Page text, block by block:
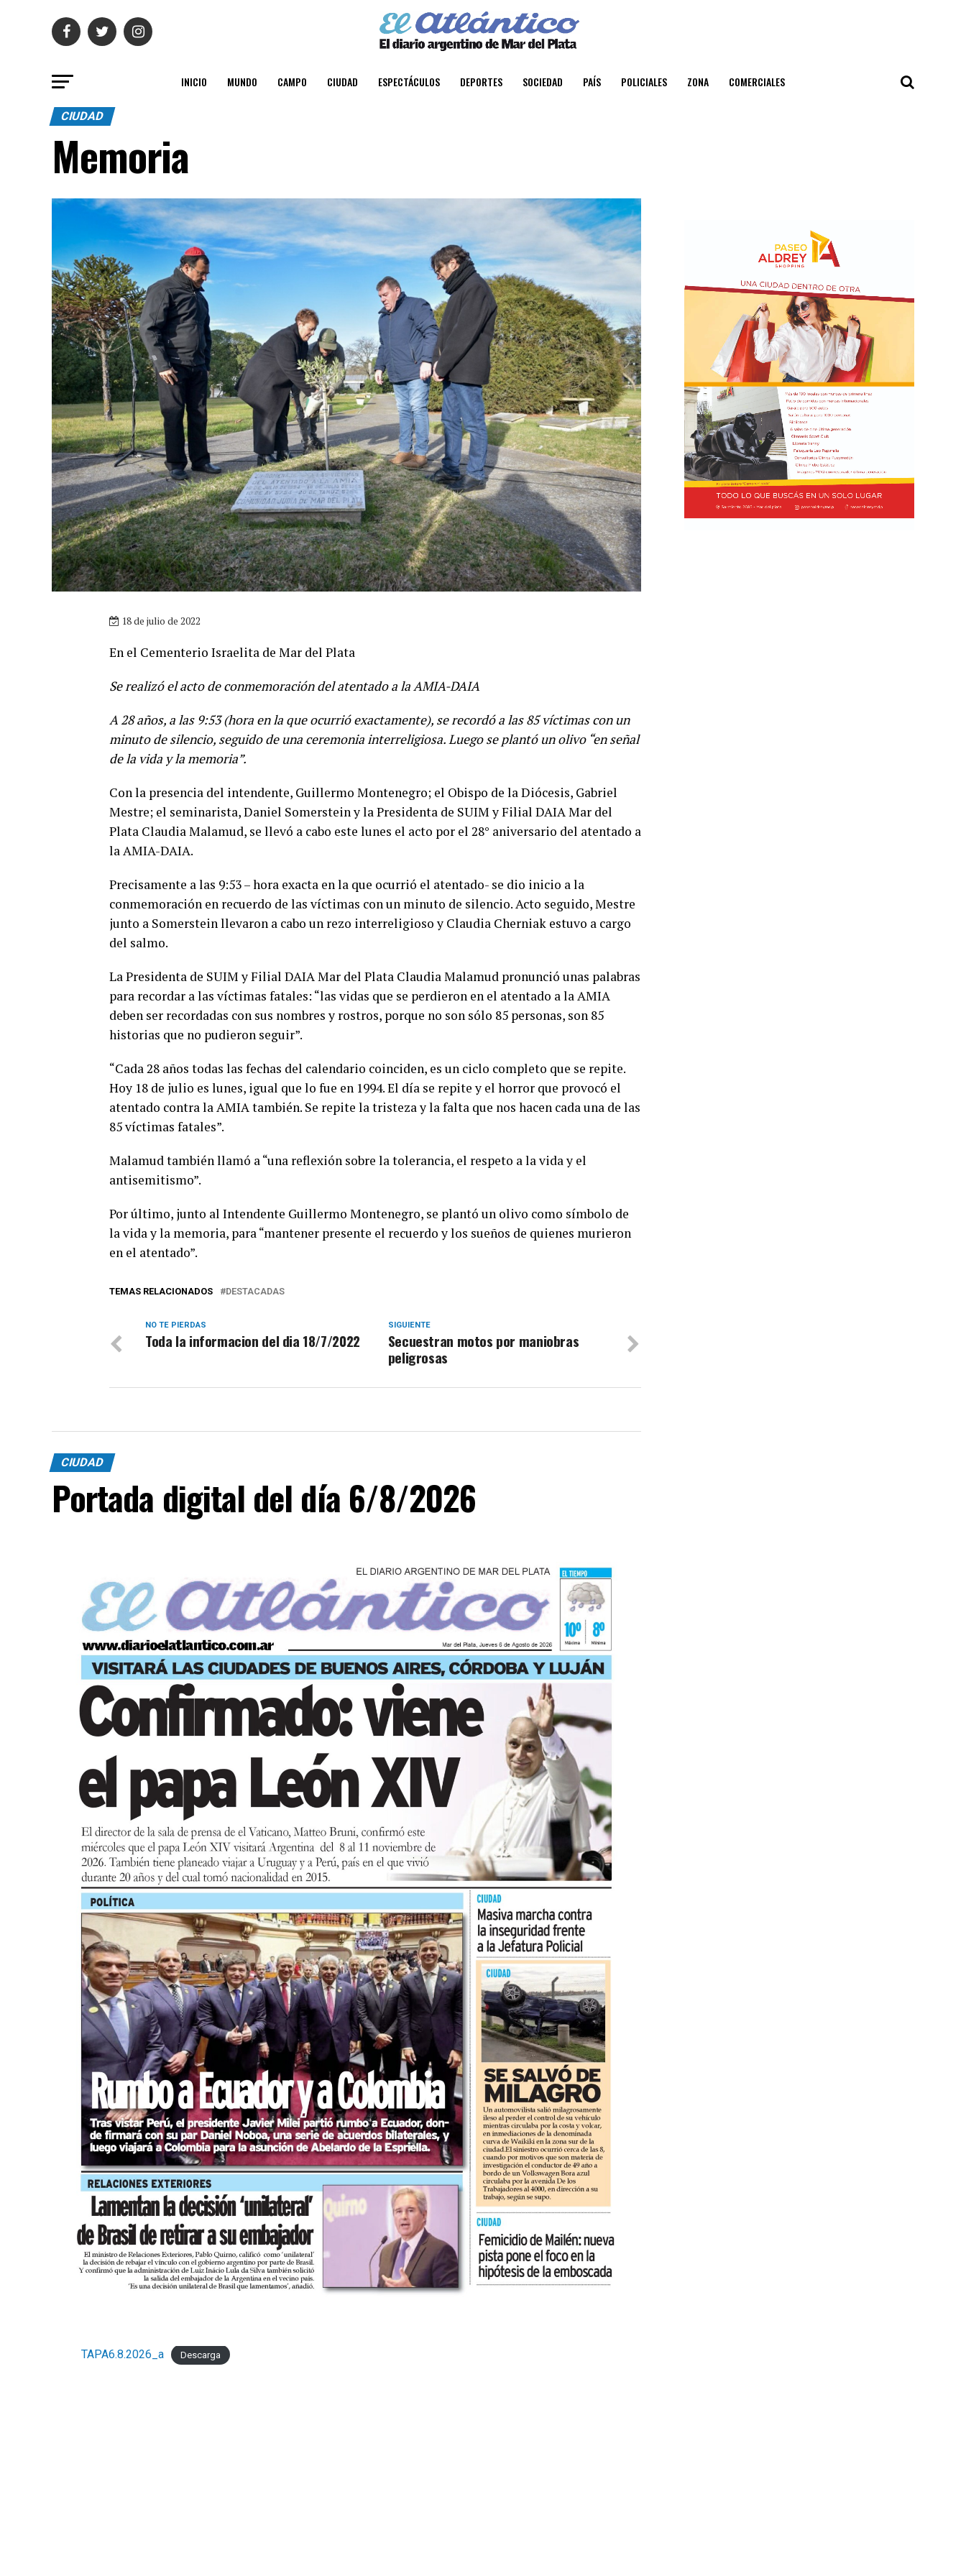
INICIO MUNDO CAMPO CIUDAD ESPECTÁCULOS DEPORTES SOCIEDAD PAÍS POLICIALES ZONA COMERCIALES
CIUDAD
Memoria
18 de julio de 2022
En el Cementerio Israelita de Mar del Plata
Se realizó el acto de conmemoración del atentado a la AMIA-DAIA
A 28 años, a las 9:53 (hora en la que ocurrió exactamente), se recordó a las 85 víctimas con un
minuto de silencio, seguido de una ceremonia interreligiosa. Luego se plantó un olivo “en señal
de la vida y la memoria”.
Con la presencia del intendente, Guillermo Montenegro; el Obispo de la Diócesis, Gabriel
Mestre; el seminarista, Daniel Somerstein y la Presidenta de SUIM y Filial DAIA Mar del
Plata Claudia Malamud, se llevó a cabo este lunes el acto por el 28° aniversario del atentado a
la AMIA-DAIA.
Precisamente a las 9:53 – hora exacta en la que ocurrió el atentado- se dio inicio a la
conmemoración en recuerdo de las víctimas con un minuto de silencio. Acto seguido, Mestre
junto a Somerstein llevaron a cabo un rezo interreligioso y Claudia Cherniak estuvo a cargo
del salmo.
La Presidenta de SUIM y Filial DAIA Mar del Plata Claudia Malamud pronunció unas palabras
para recordar a las víctimas fatales: “las vidas que se perdieron en el atentado a la AMIA
deben ser recordadas con sus nombres y rostros, porque no son sólo 85 personas, son 85
historias que no pudieron seguir”.
“Cada 28 años todas las fechas del calendario coinciden, es un ciclo completo que se repite.
Hoy 18 de julio es lunes, igual que lo fue en 1994. El día se repite y el horror que provocó el
atentado contra la AMIA también. Se repite la tristeza y la falta que nos hacen cada una de las
85 víctimas fatales”.
Malamud también llamó a “una reflexión sobre la tolerancia, el respeto a la vida y el
antisemitismo”.
Por último, junto al Intendente Guillermo Montenegro, se plantó un olivo como símbolo de
la vida y la memoria, para “mantener presente el recuerdo y los sueños de quienes murieron
en el atentado”.
TEMAS RELACIONADOS DESTACADAS
SIGUIENTE
Secuestran motos por maniobras
peligrosas
NO TE PIERDAS
Toda la informacion del dia 18/7/2022
CIUDAD
Portada digital del día 6/8/2026
TAPA6.8.2026_a Descarga